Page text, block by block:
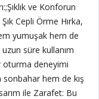
ve Konforun
Cepli Örme Hırka,
yumuşak hem de
süre kullanım
oturma deneyimi
sonbahar hem de kış
ile Zarafet: Bu